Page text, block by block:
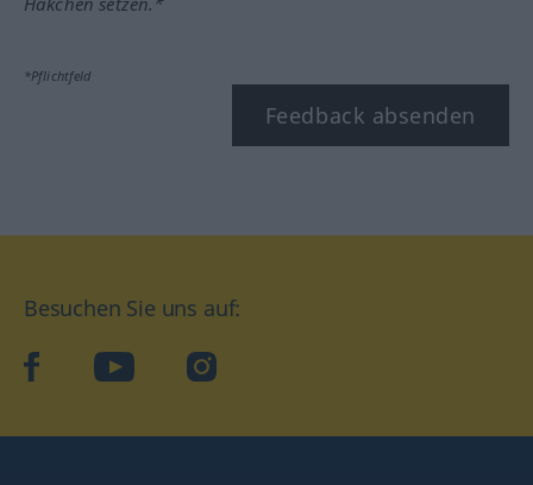
*Pflichtfeld
Feedback absenden
Besuchen Sie uns auf:
facebookYouTube Instagram